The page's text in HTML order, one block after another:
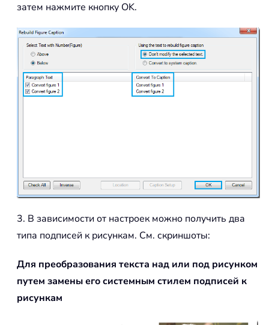
затем нажмите кнопку OK.
3. В зависимости от настроек можно получить два
типа подписей к рисункам. См. скриншоты:
Для преобразования текста над или под рисунком
путем замены его системным стилем подписей к
рисункам